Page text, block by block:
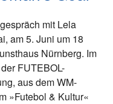
mit Lela
am 5. Juni um 18
Nürnberg. Im
FUTEBOL-
aus dem WM-
»Futebol & Kultur«